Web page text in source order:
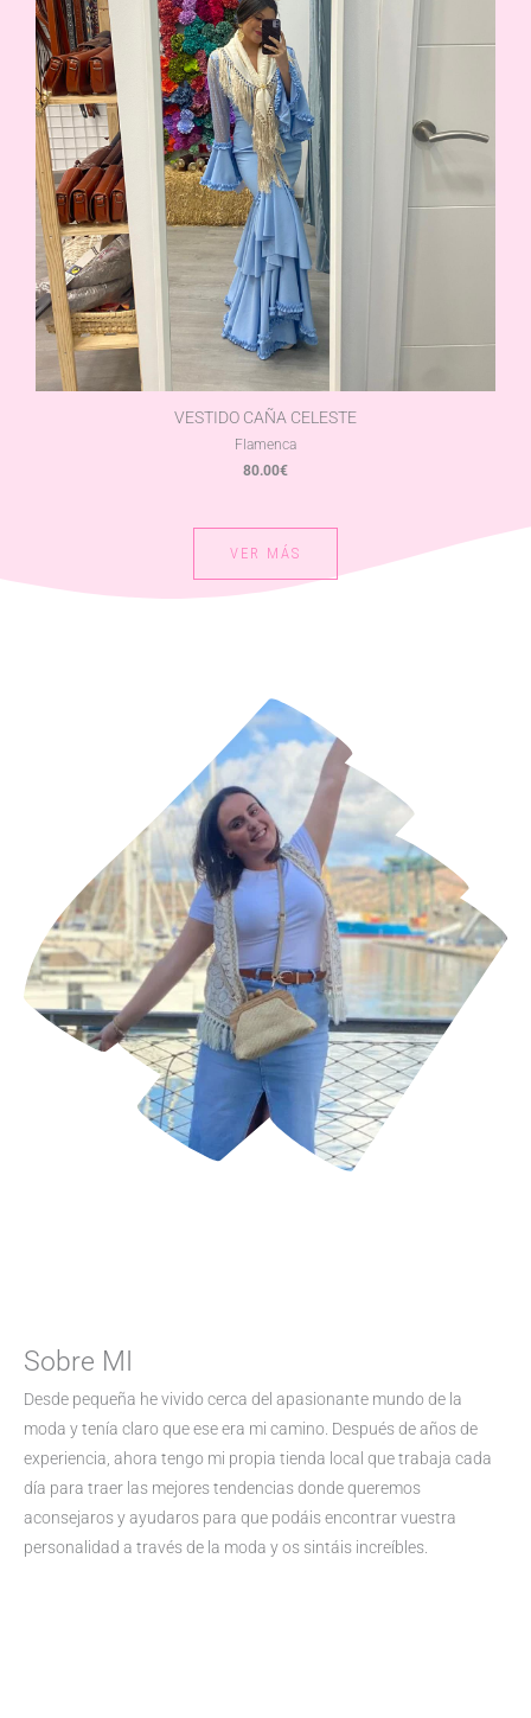
VESTIDO CAÑA CELESTE
Flamenca
80.00€
VER MÁS
Sobre MI
Desde pequeña he vivido cerca del apasionante mundo de la
moda y tenía claro que ese era mi camino. Después de años de
experiencia, ahora tengo mi propia tienda local que trabaja cada
día para traer las mejores tendencias donde queremos
aconsejaros y ayudaros para que podáis encontrar vuestra
personalidad a través de la moda y os sintáis increíbles.